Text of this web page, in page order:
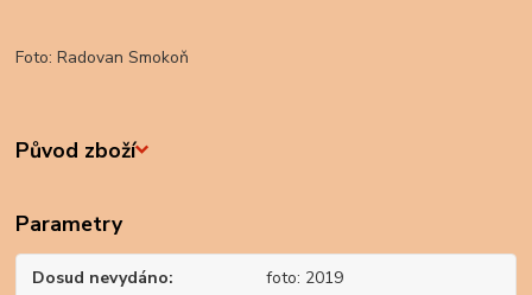
Foto: Radovan Smokoň
Původ zboží
Parametry
Dosud nevydáno foto: 2019